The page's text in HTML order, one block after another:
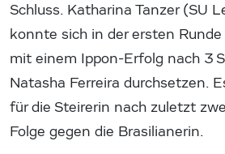
Schluss. Katharina Tanzer (SU
konnte sich in der ersten Runde
mit einem Ippon-Erfolg nach 3
Natasha Ferreira durchsetzen.
für die Steirerin nach zuletzt
Folge gegen die Brasilianerin.